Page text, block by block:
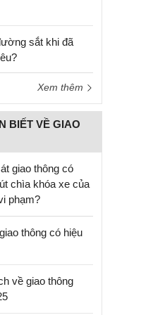
sắt khi đã
Xem thêm
BIẾT VỀ GIAO
giao thông có
chìa khóa xe của
phạm?
thông có hiệu
về giao thông